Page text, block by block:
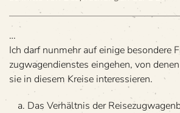
…
Ich darf nun­mehr auf einige beson­dere
zug­wa­gen­diens­tes ein­ge­hen, von
sie in die­sem Kreise interessieren.
Das Ver­hält­nis der